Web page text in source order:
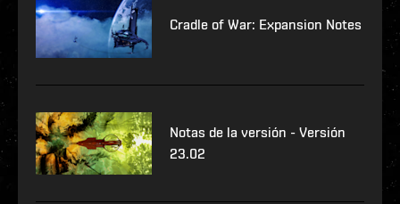
Cradle of War: Expansion Notes
Notas de la versión - Versión
23.02